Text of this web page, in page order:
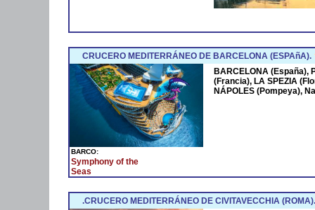
CRUCERO MEDITERRÁNEO DE BARCELONA (ESPAñA).
BARCO:
Symphony of the
Seas
BARCELONA (España),
(Francia), LA SPEZIA
NÁPOLES (Pompeya),
.CRUCERO MEDITERRÁNEO DE CIVITAVECCHIA (ROMA).